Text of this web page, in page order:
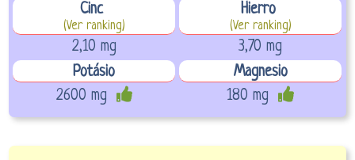
Cinc
(Ver ranking)
Hierro
(Ver ranking)
2,10 mg
3,70 mg
Potásio
Magnesio
2600 mg
180 mg